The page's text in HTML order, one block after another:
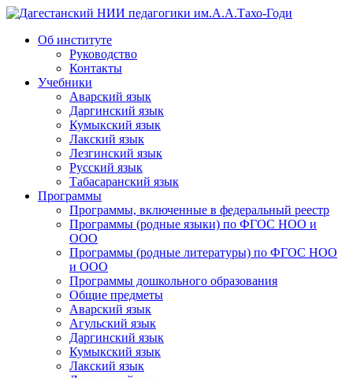
Дагестанский НИИ педагогики им.А.А.Тахо-Годи
Об институте
Руководство
Контакты
Учебники
Аварский язык
Даргинский язык
Кумыкский язык
Лакский язык
Лезгинский язык
Русский язык
Табасаранский язык
Программы
Программы, включенные в федеральный реестр
Программы (родные языки) по ФГОС НОО и
ООО
Программы (родные литературы) по ФГОС НОО
и ООО
Программы дошкольного образования
Общие предметы
Аварский язык
Агульский язык
Даргинский язык
Кумыкский язык
Лакский язык